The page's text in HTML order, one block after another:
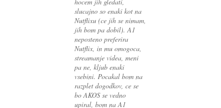
slucajno so enaki kot na
Nutflixu (ce jih se nimam,
jih bom pa dobil). A1
neposteno preferira
Nutflix, in mu omogoca,
streamanje videa, meni
pa ne, kljub enaki
vsebini. Pocakal bom na
razplet dogodkov, ce se
bo AKOS se vedno
upiral, bom na A1